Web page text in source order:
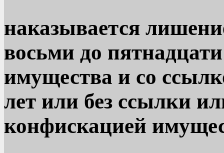
наказывается
восьми до
имущества и со
лет или без ссылки
конфискацией